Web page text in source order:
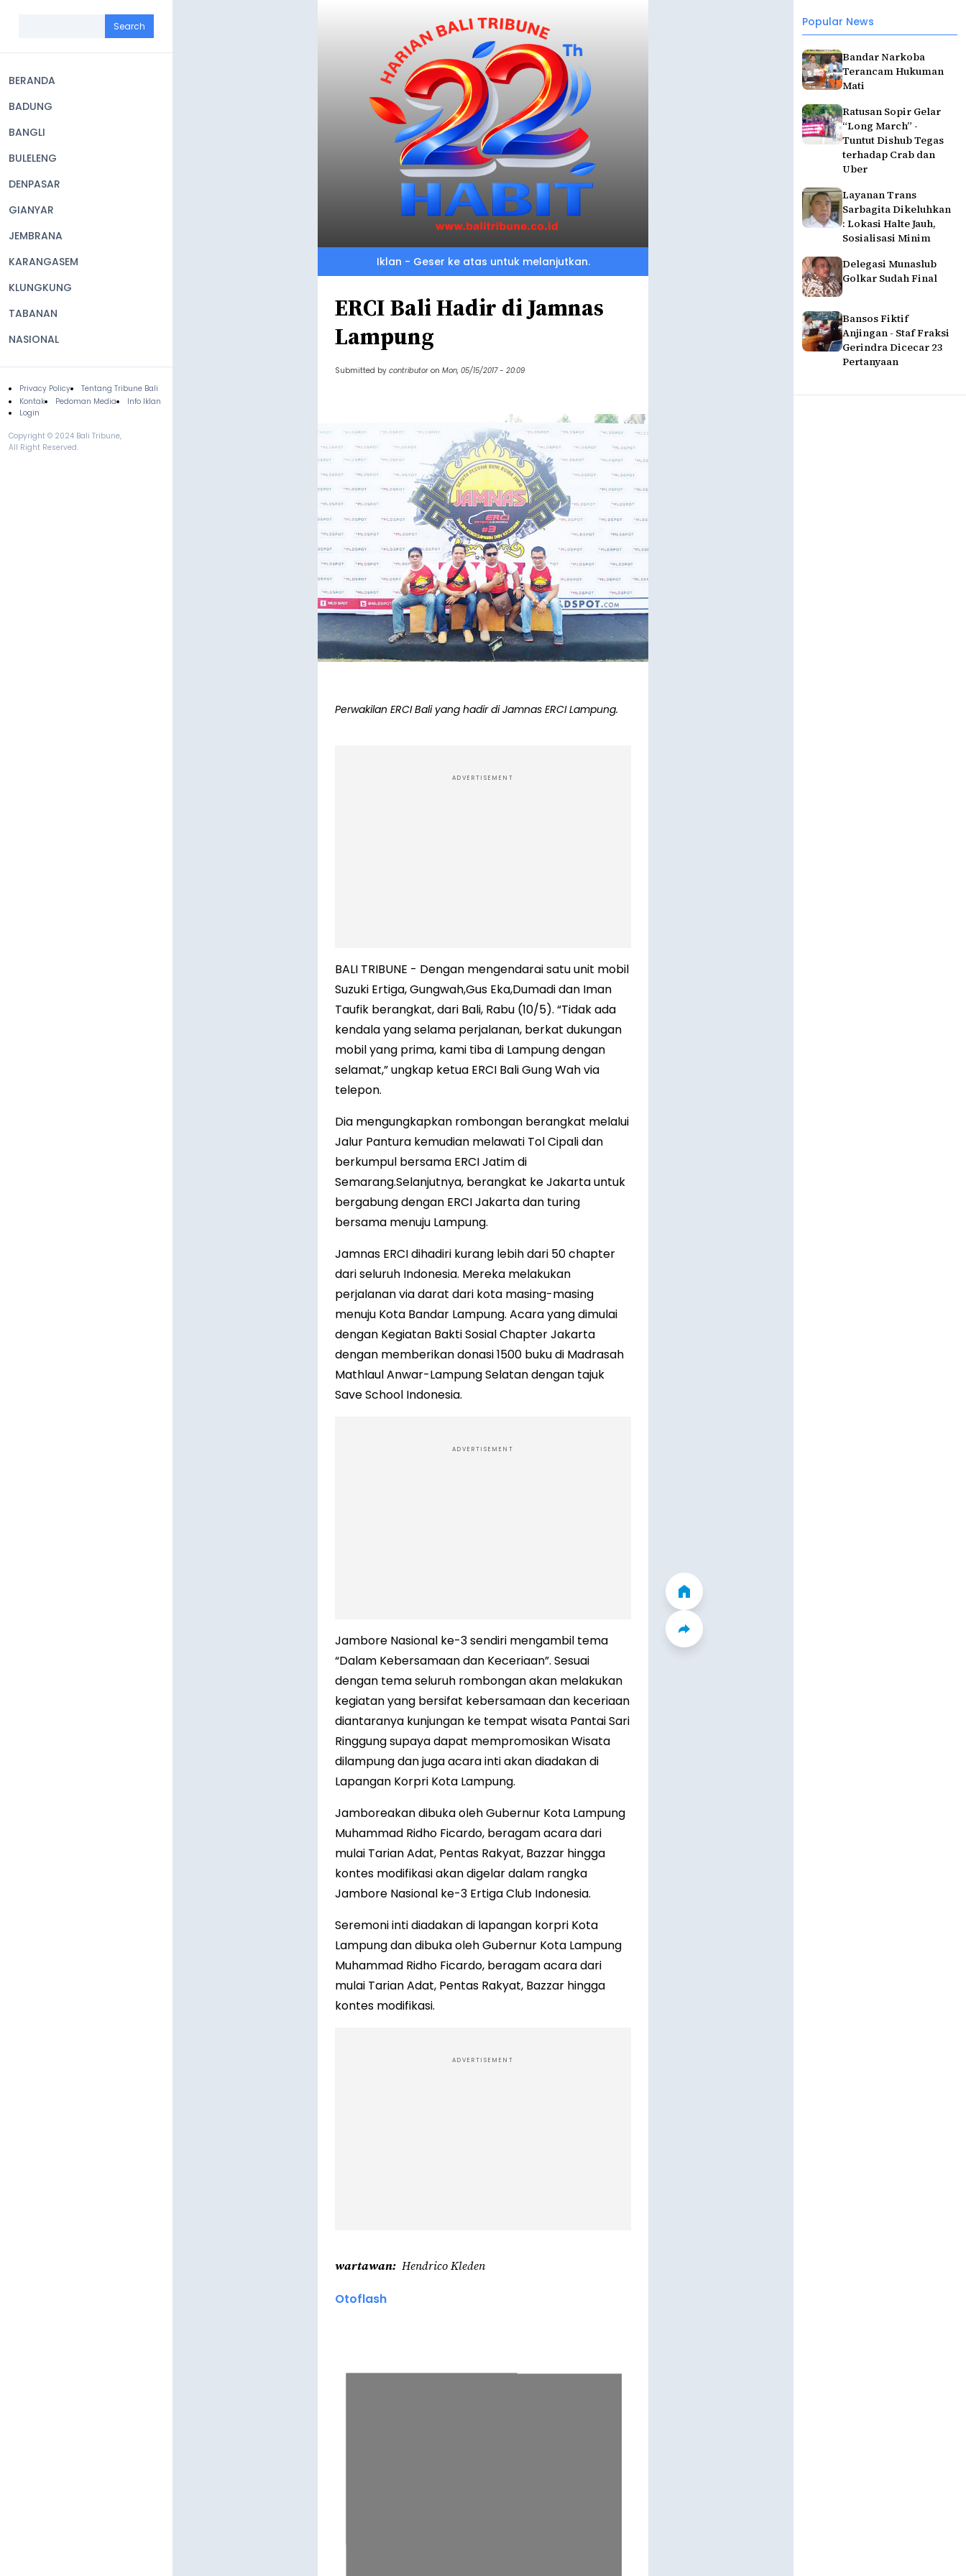
navigation
BERANDA
BADUNG
BANGLI
BULELENG
DENPASAR
GIANYAR
JEMBRANA
KARANGASEM
KLUNGKUNG
TABANAN
NASIONAL
Footer
Privacy Policy
Tentang Tribune Bali
Kontak
Pedoman Media
Info Iklan
Login
Copyright © 2024 Bali Tribune,
All Right Reserved.
Popular News
Bandar Narkoba
Terancam Hukuman
Mati
Ratusan Sopir Gelar
“Long March” -
Tuntut Dishub Tegas
terhadap Crab dan
Uber
Layanan Trans
Sarbagita Dikeluhkan
: Lokasi Halte Jauh,
Sosialisasi Minim
Delegasi Munaslub
Golkar Sudah Final
Bansos Fiktif
Anjingan - Staf Fraksi
Gerindra Dicecar 23
Pertanyaan
Iklan - Geser ke atas untuk melanjutkan.
ERCI Bali Hadir di Jamnas
Lampung
Submitted by contributor on Mon, 05/15/2017 - 20:09
Perwakilan ERCI Bali yang hadir di Jamnas ERCI Lampung.
ADVERTISEMENT
BALI TRIBUNE - Dengan mengendarai satu unit mobil
Suzuki Ertiga, Gungwah,Gus Eka,Dumadi dan Iman
Taufik berangkat, dari Bali, Rabu (10/5). “Tidak ada
kendala yang selama perjalanan, berkat dukungan
mobil yang prima, kami tiba di Lampung dengan
selamat,” ungkap ketua ERCI Bali Gung Wah via
telepon.
Dia mengungkapkan rombongan berangkat melalui
Jalur Pantura kemudian melawati Tol Cipali dan
berkumpul bersama ERCI Jatim di
Semarang.Selanjutnya, berangkat ke Jakarta untuk
bergabung dengan ERCI Jakarta dan turing
bersama menuju Lampung.
Jamnas ERCI dihadiri kurang lebih dari 50 chapter
dari seluruh Indonesia. Mereka melakukan
perjalanan via darat dari kota masing-masing
menuju Kota Bandar Lampung. Acara yang dimulai
dengan Kegiatan Bakti Sosial Chapter Jakarta
dengan memberikan donasi 1500 buku di Madrasah
Mathlaul Anwar-Lampung Selatan dengan tajuk
Save School Indonesia.
ADVERTISEMENT
Jambore Nasional ke-3 sendiri mengambil tema
“Dalam Kebersamaan dan Keceriaan”. Sesuai
dengan tema seluruh rombongan akan melakukan
kegiatan yang bersifat kebersamaan dan keceriaan
diantaranya kunjungan ke tempat wisata Pantai Sari
Ringgung supaya dapat mempromosikan Wisata
dilampung dan juga acara inti akan diadakan di
Lapangan Korpri Kota Lampung.
Jamboreakan dibuka oleh Gubernur Kota Lampung
Muhammad Ridho Ficardo, beragam acara dari
mulai Tarian Adat, Pentas Rakyat, Bazzar hingga
kontes modifikasi akan digelar dalam rangka
Jambore Nasional ke-3 Ertiga Club Indonesia.
Seremoni inti diadakan di lapangan korpri Kota
Lampung dan dibuka oleh Gubernur Kota Lampung
Muhammad Ridho Ficardo, beragam acara dari
mulai Tarian Adat, Pentas Rakyat, Bazzar hingga
kontes modifikasi.
ADVERTISEMENT
wartawan Hendrico Kleden
Otoflash